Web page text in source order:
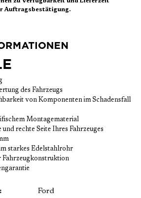
Auftragsbestätigung.
des Fahrzeugs
von Komponenten im Schadensfall
Montagematerial
und rechte Seite Ihres Fahrzeuges
starkes Edelstahlrohr
Fahrzeugkonstruktion
Ford